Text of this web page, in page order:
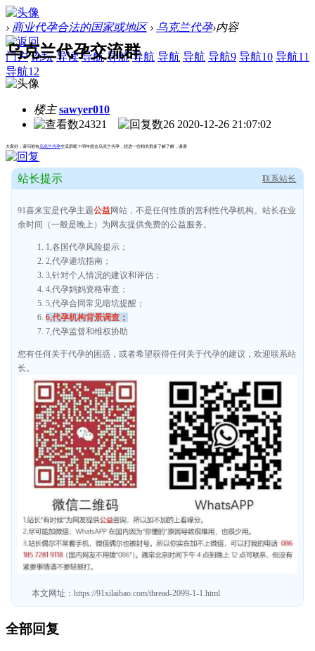
› 商业代孕合法的国家或地区 › 乌克兰代孕›内容
门户 论坛 导读 导航 导航 导航 导航 导航 导航9 导航10 导航11
导航12
乌克兰代孕交流群
楼主 sawyer010
24321
26 2020-12-26 21:07:02
大家好，请问谁有乌克兰代孕交流群呢？明年想去乌克兰代孕，想进一些相关群多了解了解，谢谢
站长提示
91喜来宝是代孕主题公益网站，不是任何性质的营利性代孕机构。站长在业
余时间（一般是晚上）为网友提供免费的公益服务。
1,各国代孕风险提示；
2,代孕避坑指南；
3,针对个人情况的建议和评估；
4,代孕妈妈资格审查；
5,代孕合同常见暗坑提醒；
6,代孕机构背景调查；
7,代孕监督和维权协助
您有任何关于代孕的困惑，或者希望获得任何关于代孕的建议，欢迎联系站
长。
本文网址： https://91xilaibao.com/thread-2099-1-1.html
联系站长
全部回复